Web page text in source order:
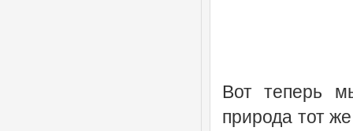
Вот теперь
природа тот